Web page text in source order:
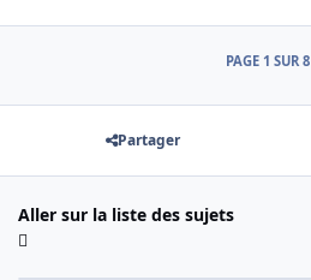
PAGE 1 SUR 8
Partager
Aller sur la liste des sujets